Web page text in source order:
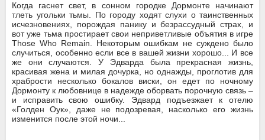
Когда гаснет свет, в сонном городке Дормонте начинают
тлеть угольки тьмы. По городу ходят слухи о таинственных
исчезновениях, порождая панику и безрассудный страх, и
вот уже тьма простирает свои неприветливые объятия в игре
Those Who Remain. Некоторым ошибкам не суждено было
случиться, особенно если все в вашей жизни хорошо... И все
же они случаются. У Эдварда была прекрасная жизнь,
красивая жена и милая дочурка, но однажды, проглотив для
храбрости несколько бокалов виски, он едет по ночному
Дормонту к любовнице в надежде оборвать порочную связь –
и исправить свою ошибку. Эдвард подъезжает к отелю
«Голден Оук», даже не подозревая, насколько его жизнь
изменится после этой ночи...